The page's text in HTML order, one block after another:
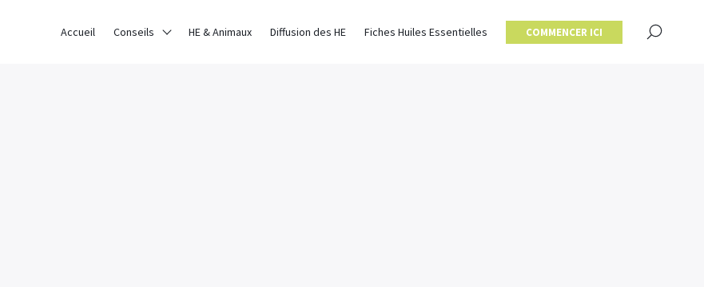
Accueil Conseils HE & Animaux Diffusion des HE Fiches Huiles Essentielles COMMENCER ICI
×